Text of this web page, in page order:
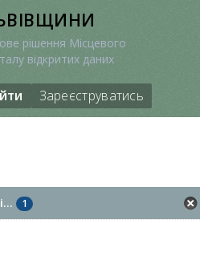
рішення Місцевого
відкритих даних
Зареєструватись
1